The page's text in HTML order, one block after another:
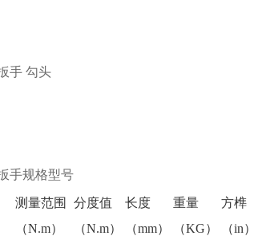
手 勾头
手规格型号
测量范围
（N.m）
分度值
（N.m）
长度
（mm）
重量
（KG）
方榫
（in）